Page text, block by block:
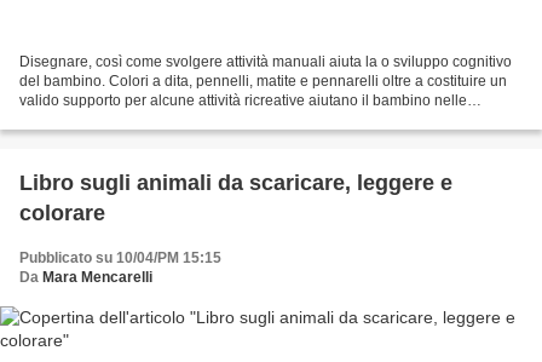
Disegnare, così come svolgere attività manuali aiuta la o sviluppo cognitivo
del bambino. Colori a dita, pennelli, matite e pennarelli oltre a costituire un
valido supporto per alcune attività ricreative aiutano il bambino nelle
Libro sugli animali da scaricare, leggere e
colorare
Pubblicato su 10/04/PM 15:15
Da Mara Mencarelli